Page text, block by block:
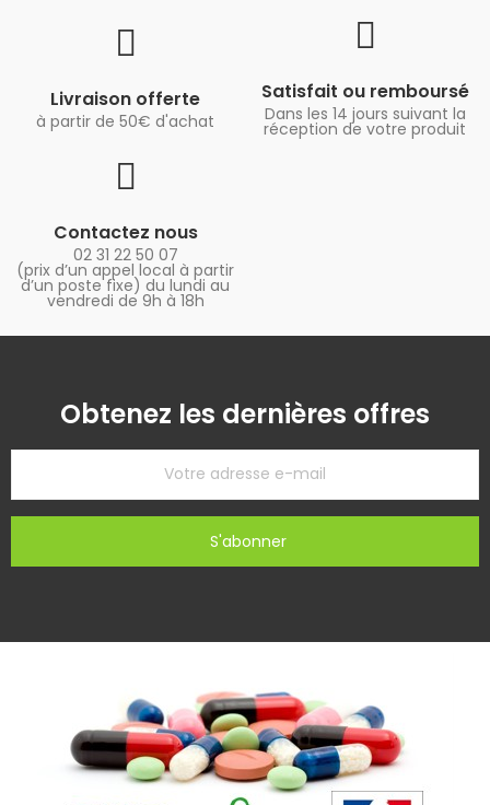
Livraison offerte
à partir de 50€ d'achat
Satisfait ou remboursé
Dans les 14 jours suivant la
réception de votre produit
Contactez nous
02 31 22 50 07
(prix d’un appel local à partir
d’un poste fixe) du lundi au
vendredi de 9h à 18h
Obtenez les dernières offres
S'abonner